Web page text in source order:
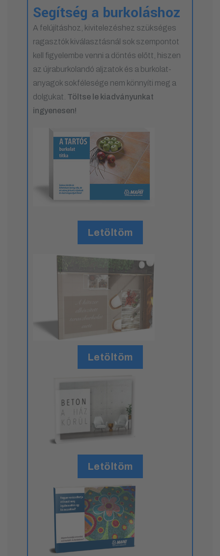
Segítség a burkoláshoz
A felújításhoz, kivitelezéshez szükséges
ragasztók kiválasztásnál sok szempontot
kell figyelembe venni a döntés előtt, hiszen
az újraburkolandó aljzatok és a burkolat-
anyagok sokfélesége nem könnyíti meg a
dolgukat. Töltse le kiadványunkat
ingyenesen!
Letöltöm
Letöltöm
Letöltöm